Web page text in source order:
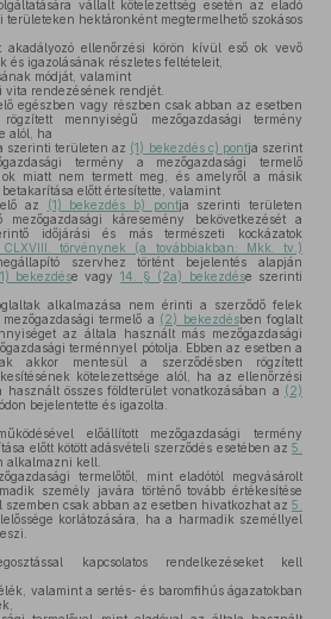
vállalt kötelezettség esetén az eladó
területeken hektáronként megtermelhető szokásos
akadályozó ellenőrzési körön kívül eső ok vevő
és igazolásának részletes feltételeit,
módját, valamint
vita rendezésének rendjét.
egészben vagy részben csak abban az esetben
mennyiségű mezőgazdasági termény
alól, ha
szerinti területen az (1) bekezdés c) pontja szerint
termény a mezőgazdasági termelő
miatt nem termett meg, és amelyről a másik
előtt értesítette, valamint
az (1) bekezdés b) pontja szerinti területen
káresemény bekövetkezését a
időjárási és más természeti kockázatok
törvénynek (a továbbiakban: Mkk. tv.)
szervhez történt bejelentés alapján
bekezdése vagy 14. § (2a) bekezdése szerinti
alkalmazása nem érinti a szerződő felek
termelő a (2) bekezdésben foglalt
az általa használt más mezőgazdasági
terménnyel pótolja. Ebben az esetben a
akkor mentesül a szerződésben rögzített
kötelezettsége alól, ha az ellenőrzési
összes földterület vonatkozásában a (2)
bejelentette és igazolta.
előállított mezőgazdasági termény
előtt kötött adásvételi szerződés esetében az 5.
alkalmazni kell.
termelőtől, mint eladótól megvásárolt
személy javára történő tovább értékesítése
csak abban az esetben hivatkozhat az 5.
korlátozására, ha a harmadik személlyel
kapcsolatos rendelkezéseket kell
valamint a sertés- és baromfihús ágazatokban